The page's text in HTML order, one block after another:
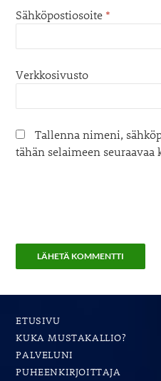
Sähköpostiosoite *
Verkkosivusto
Tallenna nimeni,
tähän selaimeen
ETUSIVU
KUKA MUSTAKALLIO?
PALVELUNI
PUHEENKIRJOITTAJA